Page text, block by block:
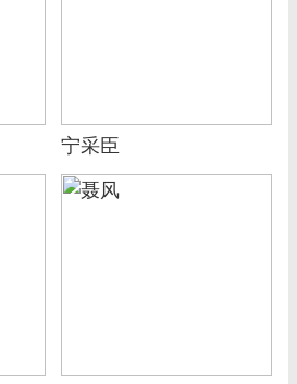
宁采臣